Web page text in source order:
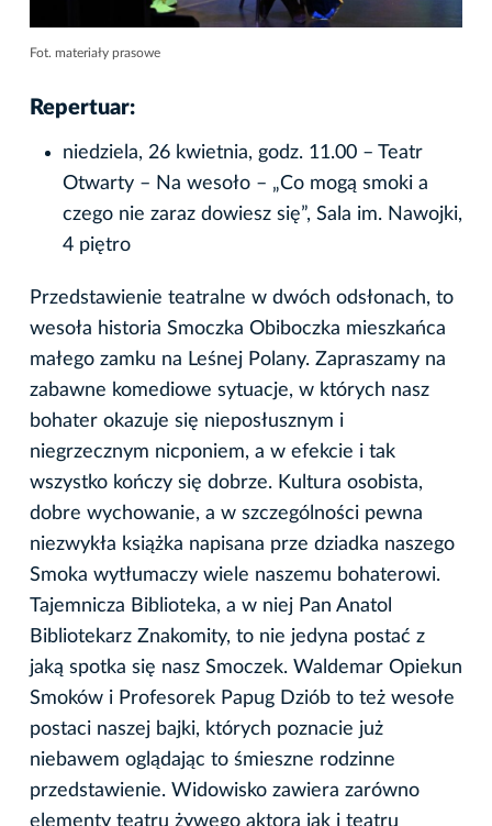
Fot. materiały prasowe
Repertuar:
niedziela, 26 kwietnia, godz. 11.00 – Teatr
Otwarty – Na wesoło – „Co mogą smoki a
czego nie zaraz dowiesz się”, Sala im. Nawojki,
4 piętro
Przedstawienie teatralne w dwóch odsłonach, to
wesoła historia Smoczka Obiboczka mieszkańca
małego zamku na Leśnej Polany. Zapraszamy na
zabawne komediowe sytuacje, w których nasz
bohater okazuje się nieposłusznym i
niegrzecznym nicponiem, a w efekcie i tak
wszystko kończy się dobrze. Kultura osobista,
dobre wychowanie, a w szczególności pewna
niezwykła książka napisana prze dziadka naszego
Smoka wytłumaczy wiele naszemu bohaterowi.
Tajemnicza Biblioteka, a w niej Pan Anatol
Bibliotekarz Znakomity, to nie jedyna postać z
jaką spotka się nasz Smoczek. Waldemar Opiekun
Smoków i Profesorek Papug Dziób to też wesołe
postaci naszej bajki, których poznacie już
niebawem oglądając to śmieszne rodzinne
przedstawienie. Widowisko zawiera zarówno
elementy teatru żywego aktora jak i teatru